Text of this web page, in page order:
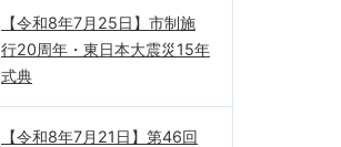
【令和8年7月25日】市制施
行20周年・東日本大震災15年
式典
【令和8年7月21日】第46回